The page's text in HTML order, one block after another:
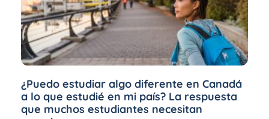
¿Puedo estudiar algo diferente en Canadá
a lo que estudié en mi país? La respuesta
que muchos estudiantes necesitan